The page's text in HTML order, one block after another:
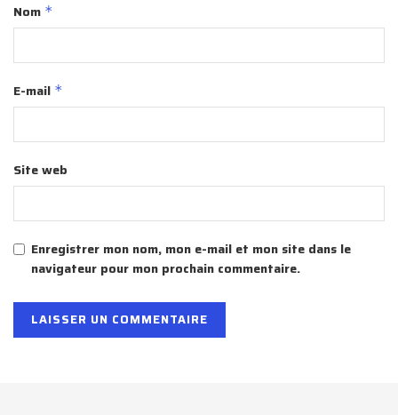
Nom *
E-mail *
Site web
Enregistrer mon nom, mon e-mail et mon site dans le
navigateur pour mon prochain commentaire.